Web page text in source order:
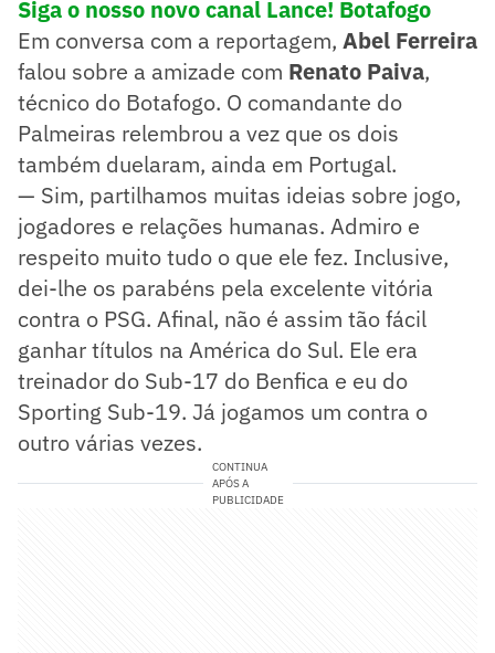
Siga o nosso novo canal Lance! Botafogo
Em conversa com a reportagem, Abel Ferreira
falou sobre a amizade com Renato Paiva,
técnico do Botafogo. O comandante do
Palmeiras relembrou a vez que os dois
também duelaram, ainda em Portugal.
— Sim, partilhamos muitas ideias sobre jogo,
jogadores e relações humanas. Admiro e
respeito muito tudo o que ele fez. Inclusive,
dei-lhe os parabéns pela excelente vitória
contra o PSG. Afinal, não é assim tão fácil
ganhar títulos na América do Sul. Ele era
treinador do Sub-17 do Benfica e eu do
Sporting Sub-19. Já jogamos um contra o
outro várias vezes.
CONTINUA
APÓS A
PUBLICIDADE